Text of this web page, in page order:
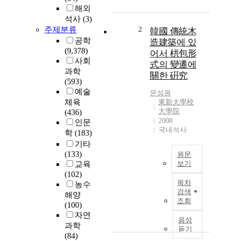
해외
석사 (3)
주제분류
공학
(9,378)
사회
과학
(593)
예술
체육
(436)
인문
학 (183)
기타
(133)
교육
(102)
농수
해양
(100)
자연
과학
(84)
2
韓國 傳統木
造建築에 있
어서 栱包形
式의 變遷에
關한 硏究
문성원
東新大學校
大學院
2008
국내석사
원문
보기
목차
검색
조회
음성
듣기